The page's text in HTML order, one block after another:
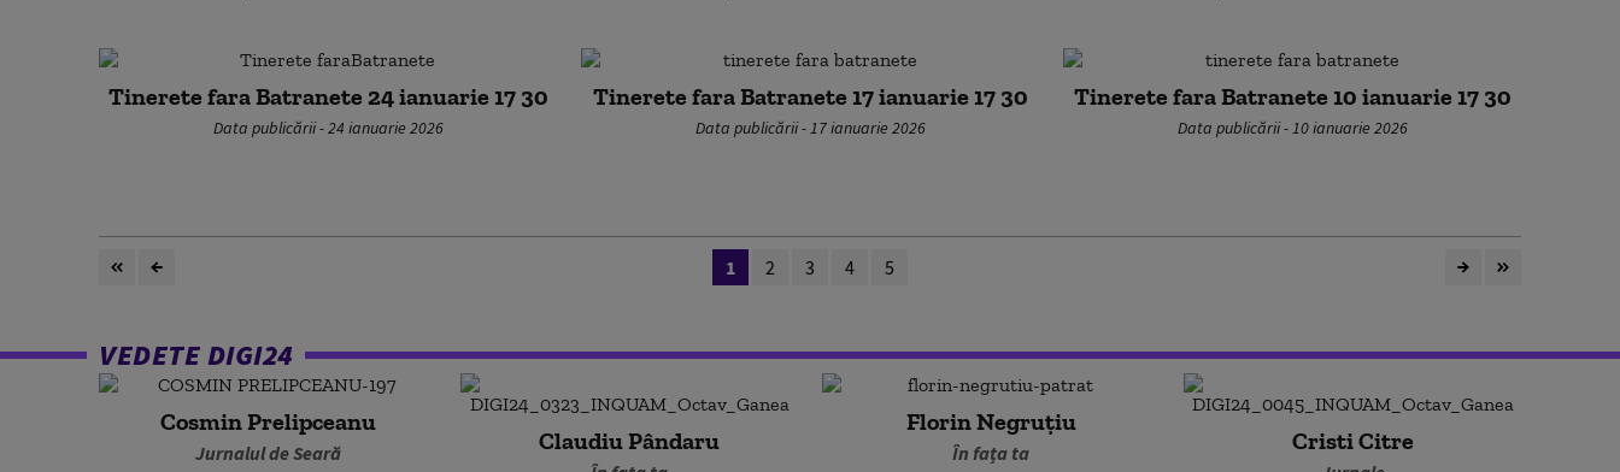
Tinerete fara Batranete 24 ianuarie 17 30
Data publicării - 24 ianuarie 2026
Tinerete fara Batranete 17 ianuarie 17 30
Data publicării - 17 ianuarie 2026
Tinerete fara Batranete 10 ianuarie 17 30
Data publicării - 10 ianuarie 2026
1 2 3 4 5
VEDETE DIGI24
Cosmin Prelipceanu
Jurnalul de Seară Claudiu Pândaru
Florin Negruțiu
În fața ta Cristi Citre